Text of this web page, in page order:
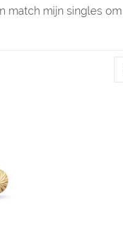
match mijn singles